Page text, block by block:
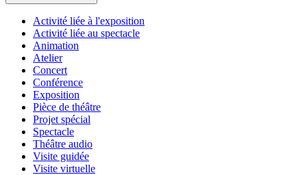
Activité liée à l'exposition
Activité liée au spectacle
Animation
Atelier
Concert
Conférence
Exposition
Pièce de théâtre
Projet spécial
Spectacle
Théâtre audio
Visite guidée
Visite virtuelle